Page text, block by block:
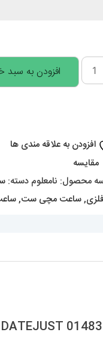
افزودن به سبد
افزودن به علاقه مندی ها
مقایسه
محصول: نامعلوم دسته:
,ساعت مچی ست,